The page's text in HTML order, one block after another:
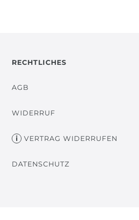
RECHTLICHES
AGB
WIDERRUF
VERTRAG WIDERRUFEN
DATENSCHUTZ